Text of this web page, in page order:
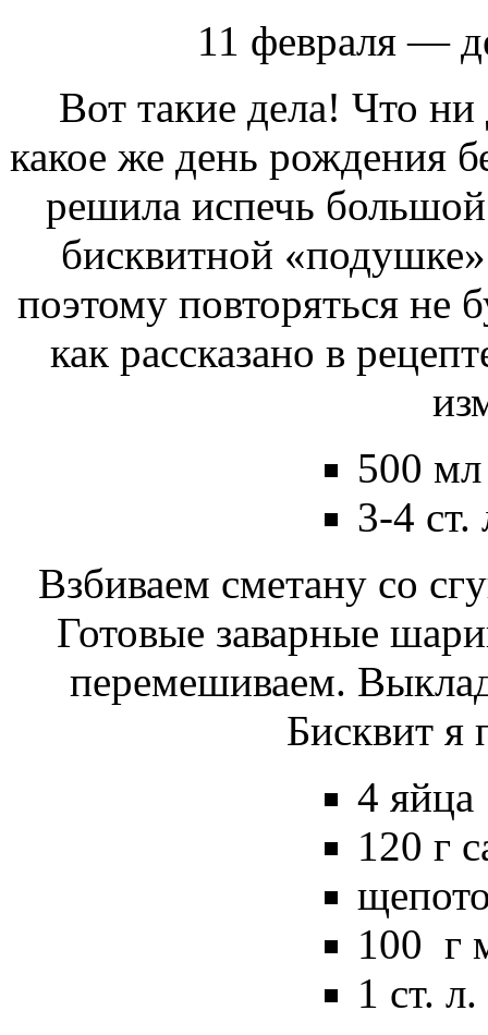
11 февраля —
Вот такие дела! Что
какое же день рождения
решила испечь
бисквитной
поэтому повторяться не
как рассказано в
500
3-4
Взбиваем сметану со
Готовые заварные
перемешиваем.
Бисквит я
4 яйца
120 г
100 г
1 ст.